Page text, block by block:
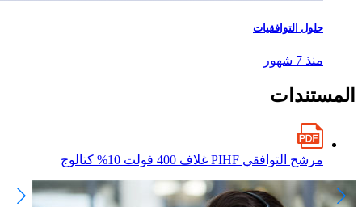
حلول التوافقيات
منذ 7 شهور
المستندات
مرشح التوافقي PIHF غلاف 400 فولت 10% كتالوج